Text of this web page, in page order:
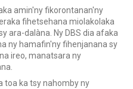
amin'ny fikorontanan'ny
fihetsehana miolakolaka
ara-dalàna. Ny DBS dia afaka
ny hamafin'ny fihenjanana sy
ireo, manatsara ny
toa ka tsy nahomby ny